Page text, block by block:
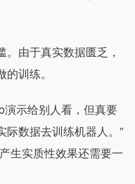
由于真实数据匮乏，
训练。
演示给别人看，但真要
数据去训练机器人。”
生实质性效果还需要一